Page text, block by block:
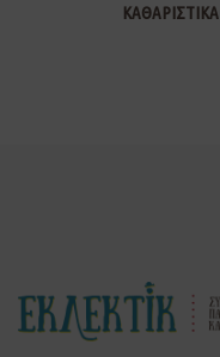
ΚΑΘΑΡΙΣΤΙΚΑ